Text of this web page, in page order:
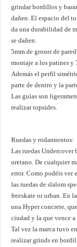
grindar bordillos y
dañen. El espacio del
da una durabilidad de
se dañen.
5mm de grosor de
montaje a los patines y
Además el perfil
parte de dentro y la
Las guías son
realizar topsides.
Ruedas y rodamientos:
Las ruedas Undercover
uretano. De cualquier
error. Como podéis ver
las ruedas de slalom
freeskate or urban. En
una Hyper concrete,
ciudad y la que vence a
Tal vez la marca tuvo
realizar grinds en